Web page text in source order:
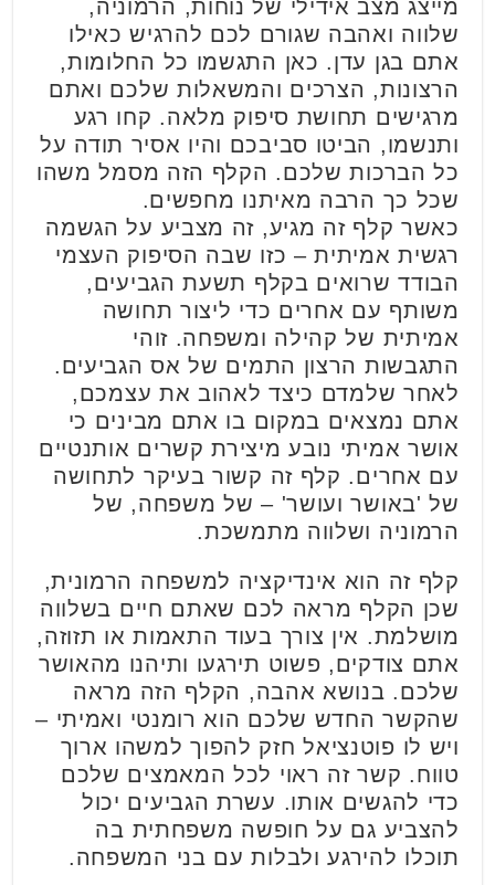
מייצג מצב אידילי של נוחות, הרמוניה,
שלווה ואהבה שגורם לכם להרגיש כאילו
אתם בגן עדן. כאן התגשמו כל החלומות,
הרצונות, הצרכים והמשאלות שלכם ואתם
מרגישים תחושת סיפוק מלאה. קחו רגע
ותנשמו, הביטו סביבכם והיו אסיר תודה על
כל הברכות שלכם. הקלף הזה מסמל משהו
שכל כך הרבה מאיתנו מחפשים.
כאשר קלף זה מגיע, זה מצביע על הגשמה
רגשית אמיתית – כזו שבה הסיפוק העצמי
הבודד שרואים בקלף תשעת הגביעים,
משותף עם אחרים כדי ליצור תחושה
אמיתית של קהילה ומשפחה. זוהי
התגבשות הרצון התמים של אס הגביעים.
לאחר שלמדם כיצד לאהוב את עצמכם,
אתם נמצאים במקום בו אתם מבינים כי
אושר אמיתי נובע מיצירת קשרים אותנטיים
עם אחרים. קלף זה קשור בעיקר לתחושה
של 'באושר ועושר' – של משפחה, של
הרמוניה ושלווה מתמשכת.
קלף זה הוא אינדיקציה למשפחה הרמונית,
שכן הקלף מראה לכם שאתם חיים בשלווה
מושלמת. אין צורך בעוד התאמות או תזוזה,
אתם צודקים, פשוט תירגעו ותיהנו מהאושר
שלכם. בנושא אהבה, הקלף הזה מראה
שהקשר החדש שלכם הוא רומנטי ואמיתי –
ויש לו פוטנציאל חזק להפוך למשהו ארוך
טווח. קשר זה ראוי לכל המאמצים שלכם
כדי להגשים אותו. עשרת הגביעים יכול
להצביע גם על חופשה משפחתית בה
תוכלו להירגע ולבלות עם בני המשפחה.